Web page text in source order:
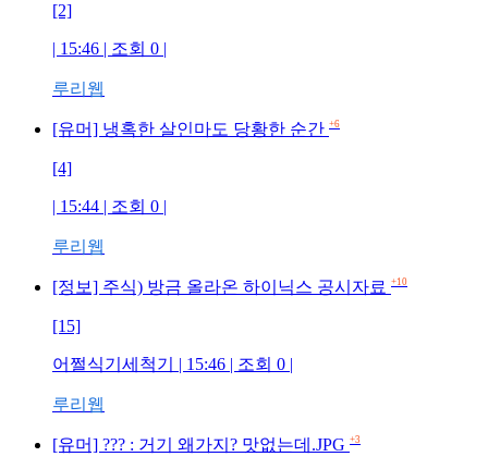
[2]
| 15:46 | 조회 0 |
루리웹
[유머] 냉혹한 살인마도 당황한 순간 +6
[4]
| 15:44 | 조회 0 |
루리웹
[정보] 주식) 방금 올라온 하이닉스 공시자료 +10
[15]
어쩔식기세척기 | 15:46 | 조회 0 |
루리웹
[유머] ??? : 거기 왜가지? 맛없는데.JPG +3